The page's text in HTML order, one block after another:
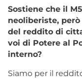
Sostiene che il
neoliberiste,
del reddito di
voi di Potere al
interno?
Siamo per il